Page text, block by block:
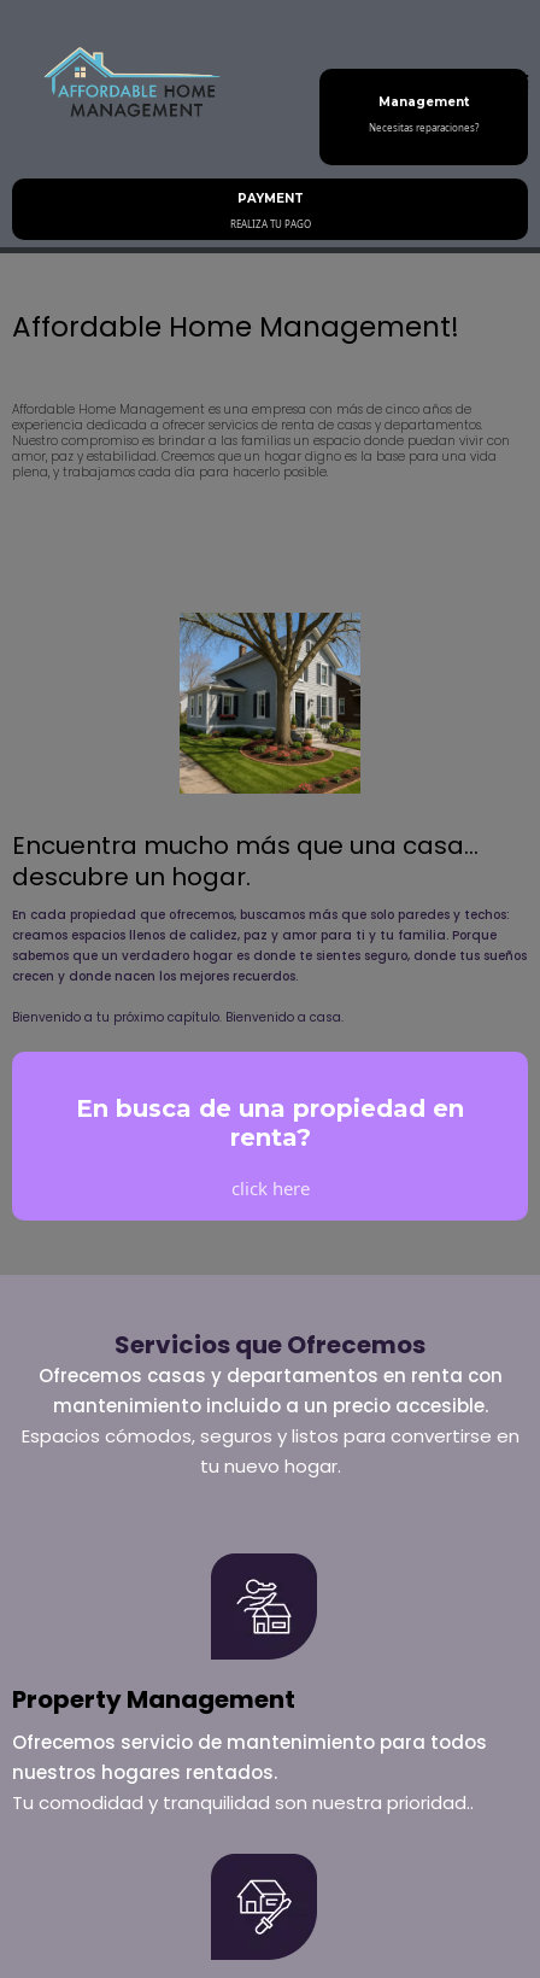
Management
Necesitas reparaciones?
PAYMENT
REALIZA TU PAGO
Affordable Home Management!
Affordable Home Management es una empresa con más de cinco años de
experiencia dedicada a ofrecer servicios de renta de casas y departamentos.
Nuestro compromiso es brindar a las familias un espacio donde puedan vivir con
amor, paz y estabilidad. Creemos que un hogar digno es la base para una vida
plena, y trabajamos cada día para hacerlo posible.
Encuentra mucho más que una casa…
descubre un hogar.
En cada propiedad que ofrecemos, buscamos más que solo paredes y techos:
creamos espacios llenos de calidez, paz y amor para ti y tu familia. Porque
sabemos que un verdadero hogar es donde te sientes seguro, donde tus sueños
crecen y donde nacen los mejores recuerdos.
Bienvenido a tu próximo capítulo. Bienvenido a casa.
En busca de una propiedad en
renta?
click here
Servicios que Ofrecemos
Ofrecemos casas y departamentos en renta con
mantenimiento incluido a un precio accesible.
Espacios cómodos, seguros y listos para convertirse en
tu nuevo hogar.
Property Management
Ofrecemos servicio de mantenimiento para todos
nuestros hogares rentados.
Tu comodidad y tranquilidad son nuestra prioridad..